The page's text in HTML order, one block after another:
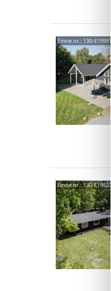
Emne nr.: 130-E19997
Emne nr.:130-E19522